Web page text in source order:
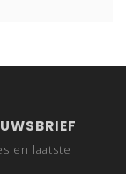
en laatste